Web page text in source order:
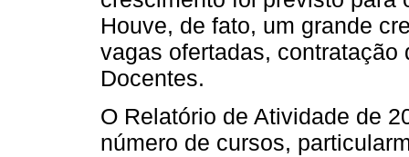
Houve, de fato, um grande
vagas ofertadas,
Docentes.
O Relatório de Atividade de
número de cursos,